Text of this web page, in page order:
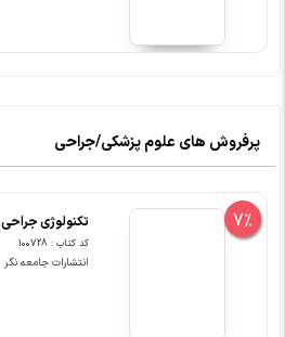
پرفروش های علوم پزشکی/جراحی
7% تکنولوژی جراحی ENT فک و صورت
کد کتاب : 100728
انتشارات جامعه نگر